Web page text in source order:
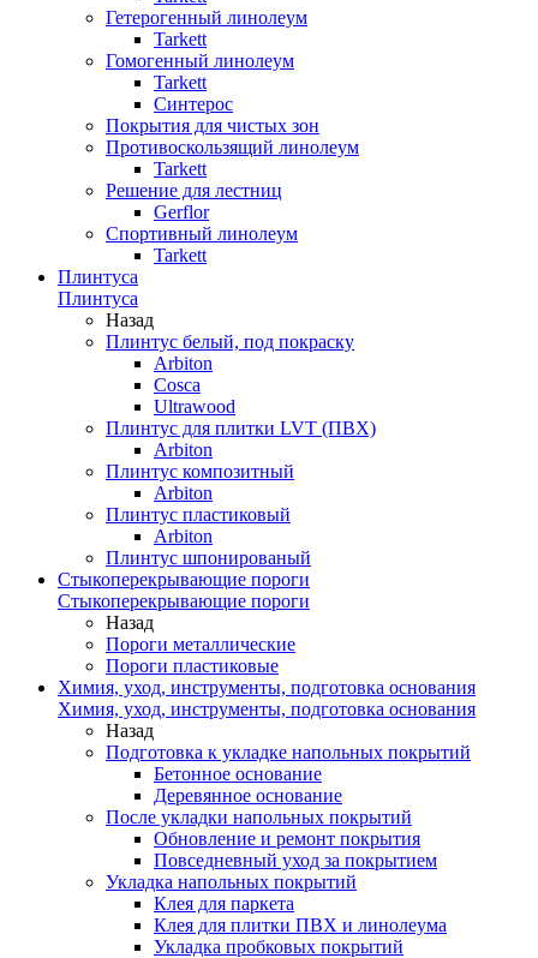
Гетерогенный линолеум
Tarkett
Гомогенный линолеум
Tarkett
Синтерос
Покрытия для чистых зон
Противоскользящий линолеум
Tarkett
Решение для лестниц
Gerflor
Спортивный линолеум
Tarkett
Плинтуса
Плинтуса
Назад
Плинтус белый, под покраску
Arbiton
Cosca
Ultrawood
Плинтус для плитки LVT (ПВХ)
Arbiton
Плинтус композитный
Arbiton
Плинтус пластиковый
Arbiton
Плинтус шпонированый
Стыкоперекрывающие пороги
Стыкоперекрывающие пороги
Назад
Пороги металлические
Пороги пластиковые
Химия, уход, инструменты, подготовка основания
Химия, уход, инструменты, подготовка основания
Назад
Подготовка к укладке напольных покрытий
Бетонное основание
Деревянное основание
После укладки напольных покрытий
Обновление и ремонт покрытия
Повседневный уход за покрытием
Укладка напольных покрытий
Клея для паркета
Клея для плитки ПВХ и линолеума
Укладка пробковых покрытий